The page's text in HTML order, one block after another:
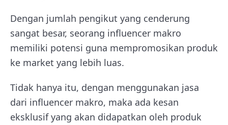
Dengan jumlah pengikut yang cenderung
sangat besar, seorang influencer makro
memiliki potensi guna mempromosikan produk
ke market yang lebih luas.
Tidak hanya itu, dengan menggunakan jasa
dari influencer makro, maka ada kesan
eksklusif yang akan didapatkan oleh produk